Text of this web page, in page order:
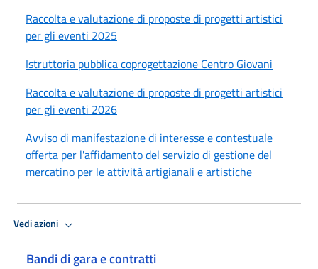
Raccolta e valutazione di proposte di progetti artistici
per gli eventi 2025
Istruttoria pubblica coprogettazione Centro Giovani
Raccolta e valutazione di proposte di progetti artistici
per gli eventi 2026
Avviso di manifestazione di interesse e contestuale
offerta per l'affidamento del servizio di gestione del
mercatino per le attività artigianali e artistiche
Vedi azioni
Bandi di gara e contratti